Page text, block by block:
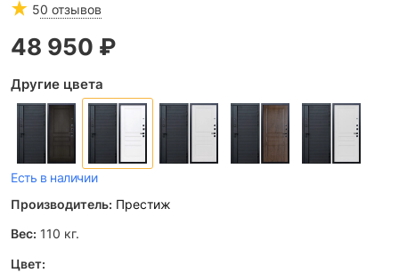
50 отзывов
48 950 ₽
Другие цвета
Есть в наличии
Производитель: Престиж
Вес: 110 кг.
Цвет: